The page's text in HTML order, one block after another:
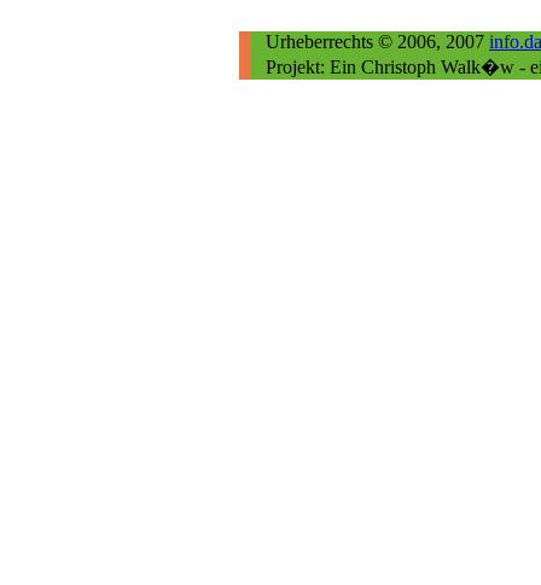
Urheberrechts © 2006, 2007
Projekt: Ein Christoph Walk�w -